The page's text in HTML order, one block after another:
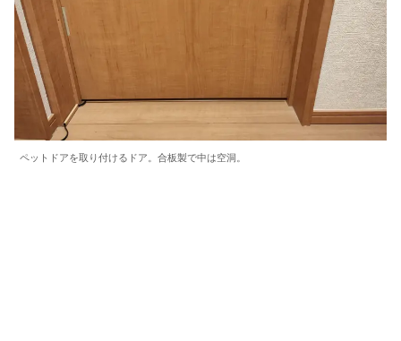
ペットドアを取り付けるドア。合板製で中は空洞。